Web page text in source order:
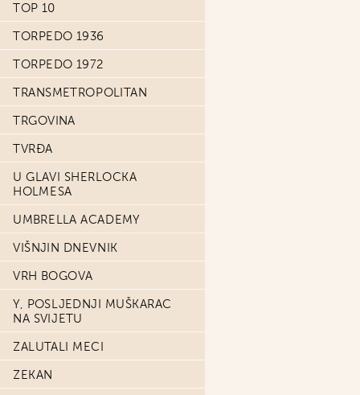
TOP 10
TORPEDO 1936
TORPEDO 1972
TRANSMETROPOLITAN
TRGOVINA
TVRĐA
U GLAVI SHERLOCKA
HOLMESA
UMBRELLA ACADEMY
VIŠNJIN DNEVNIK
VRH BOGOVA
Y, POSLJEDNJI MUŠKARAC
NA SVIJETU
ZALUTALI MECI
ZEKAN